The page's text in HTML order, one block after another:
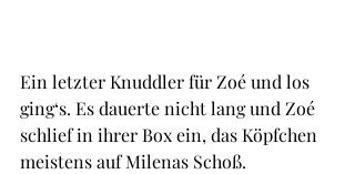
Ein letzter Knuddler für Zoé und los
ging‘s. Es dauerte nicht lang und Zoé
schlief in ihrer Box ein, das Köpfchen
meistens auf Milenas Schoß.